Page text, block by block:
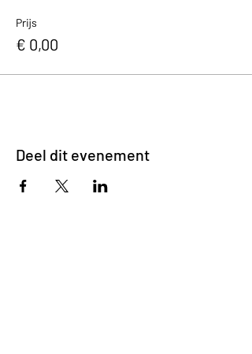
Prijs
€ 0,00
Deel dit evenement